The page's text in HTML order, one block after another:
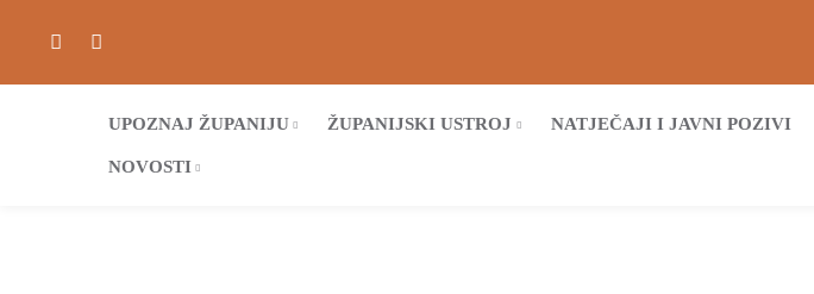
UPOZNAJ ŽUPANIJU ŽUPANIJSKI USTROJ NATJEČAJI I JAVNI POZIVI
NOVOSTI